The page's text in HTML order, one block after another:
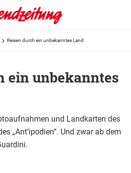
Reisen durch ein unbekanntes Land
ein unbekanntes
und Landkarten des
„Ant’ipodien“. Und zwar ab dem